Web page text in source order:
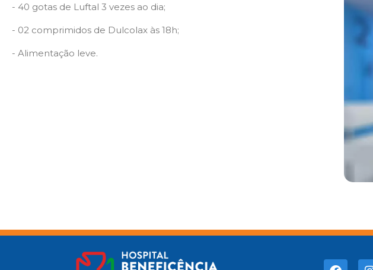
- 40 gotas de Luftal 3 vezes ao dia;
- 02 comprimidos de Dulcolax às 18h;
- Alimentação leve.